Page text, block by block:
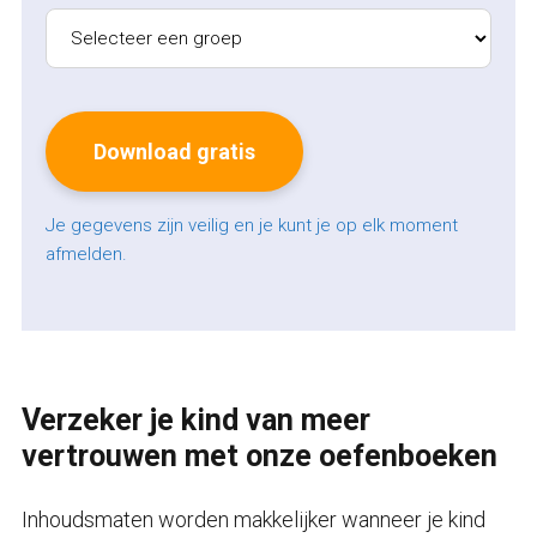
Je gegevens zijn veilig en je kunt je op elk moment
afmelden.
Verzeker je kind van meer
vertrouwen met onze oefenboeken
Inhoudsmaten worden makkelijker wanneer je kind